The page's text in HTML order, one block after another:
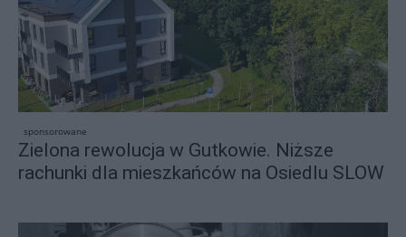
sponsorowane
Zielona rewolucja w Gutkowie. Niższe
rachunki dla mieszkańców na Osiedlu SLOW